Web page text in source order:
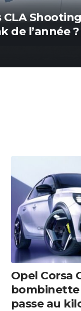
CLA
de l’année ?
Opel Corsa
bombinette
passe au